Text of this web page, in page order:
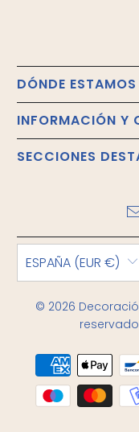
DÓNDE ESTAMOS
INFORMACIÓN Y
SECCIONES
ESPAÑA (EUR €)
© 2026